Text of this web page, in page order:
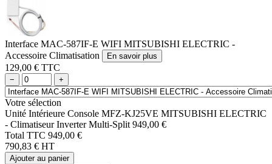
Interface MAC-587IF-E WIFI MITSUBISHI ELECTRIC -
Accessoire Climatisation
En savoir plus
129,00 € TTC
− +
Votre sélection
Unité Intérieure Console MFZ-KJ25VE MITSUBISHI ELECTRIC
- Climatiseur Inverter Multi-Split 949,00 €
Total TTC 949,00 €
790,83 € HT
Ajouter au panier